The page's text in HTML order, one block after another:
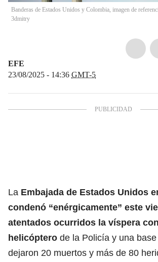
Banderas de Estados Unidos y Colombia, imagen de
3dmitry
EFE
23/08/2025 - 14:36 GMT-5
La Embajada de Estados Unidos
condenó “enérgicamente” este
atentados ocurridos la víspera
helicóptero de la Policía y una
dejaron 20 muertos y más de 80